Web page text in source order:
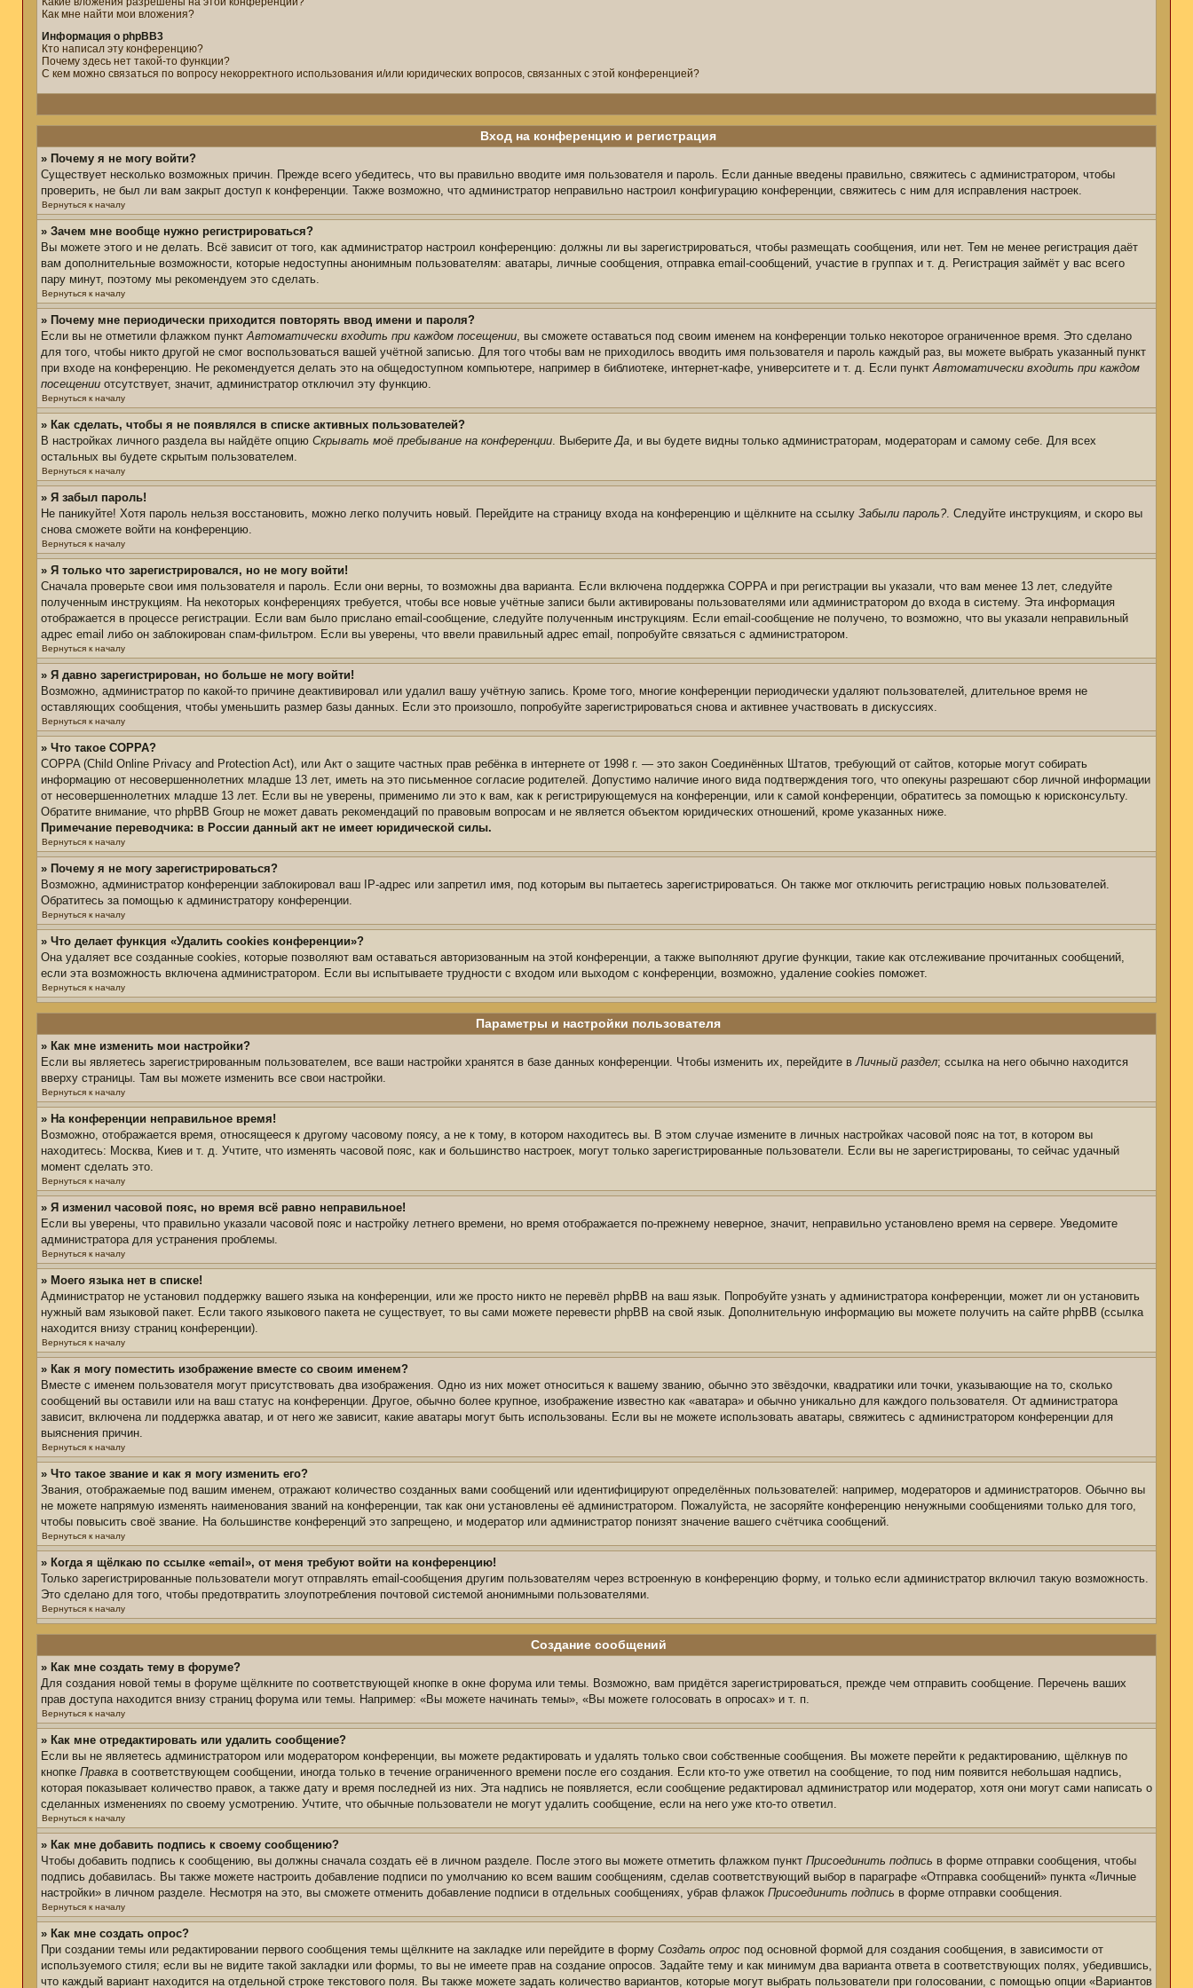
Как мне найти мои вложения?
Информация о phpBB3
Кто написал эту конференцию?
Почему здесь нет такой-то функции?
С кем можно связаться по вопросу некорректного использования и/или юридических вопросов, связанных с этой конференцией?
Вход на конференцию и регистрация
» Почему я не могу войти?
Существует несколько возможных причин. Прежде всего убедитесь, что вы правильно вводите имя пользователя и пароль. Если данные введены правильно, свяжитесь с администратором, чтобы
проверить, не был ли вам закрыт доступ к конференции. Также возможно, что администратор неправильно настроил конфигурацию конференции, свяжитесь с ним для исправления настроек.
Вернуться к началу
» Зачем мне вообще нужно регистрироваться?
Вы можете этого и не делать. Всё зависит от того, как администратор настроил конференцию: должны ли вы зарегистрироваться, чтобы размещать сообщения, или нет. Тем не менее регистрация даёт
вам дополнительные возможности, которые недоступны анонимным пользователям: аватары, личные сообщения, отправка email-сообщений, участие в группах и т. д. Регистрация займёт у вас всего
пару минут, поэтому мы рекомендуем это сделать.
Вернуться к началу
» Почему мне периодически приходится повторять ввод имени и пароля?
Если вы не отметили флажком пунктАвтоматически входить при каждом посещении, вы сможете оставаться под своим именем на конференции только некоторое ограниченное время. Это сделано
для того, чтобы никто другой не смог воспользоваться вашей учётной записью. Для того чтобы вам не приходилось вводить имя пользователя и пароль каждый раз, вы можете выбрать указанный пункт
при входе на конференцию. Не рекомендуется делать это на общедоступном компьютере, например в библиотеке, интернет-кафе, университете и т. д. Если пунктАвтоматически входить при каждом
посещении отсутствует, значит, администратор отключил эту функцию.
Вернуться к началу
» Как сделать, чтобы я не появлялся в списке активных пользователей?
В настройках личного раздела вы найдёте опцию Скрывать моё пребывание на конференции. ВыберитеДа, и вы будете видны только администраторам, модераторам и самому себе. Для всех
остальных вы будете скрытым пользователем.
Вернуться к началу
» Я забыл пароль!
Не паникуйте! Хотя пароль нельзя восстановить, можно легко получить новый. Перейдите на страницу входа на конференцию и щёлкните на ссылку Забыли пароль?. Следуйте инструкциям, и скоро вы
снова сможете войти на конференцию.
Вернуться к началу
» Я только что зарегистрировался, но не могу войти!
Сначала проверьте свои имя пользователя и пароль. Если они верны, то возможны два варианта. Если включена поддержка COPPA и при регистрации вы указали, что вам менее 13 лет, следуйте
полученным инструкциям. На некоторых конференциях требуется, чтобы все новые учётные записи были активированы пользователями или администратором до входа в систему. Эта информация
отображается в процессе регистрации. Если вам было прислано email-сообщение, следуйте полученным инструкциям. Если email-сообщение не получено, то возможно, что вы указали неправильный
адрес email либо он заблокирован спам-фильтром. Если вы уверены, что ввели правильный адрес email, попробуйте связаться с администратором.
Вернуться к началу
» Я давно зарегистрирован, но больше не могу войти!
Возможно, администратор по какой-то причине деактивировал или удалил вашу учётную запись. Кроме того, многие конференции периодически удаляют пользователей, длительное время не
оставляющих сообщения, чтобы уменьшить размер базы данных. Если это произошло, попробуйте зарегистрироваться снова и активнее участвовать в дискуссиях.
Вернуться к началу
» Что такое COPPA?
COPPA (Child Online Privacy and Protection Act), или Акт о защите частных прав ребёнка в интернете от 1998 г. — это закон Соединённых Штатов, требующий от сайтов, которые могут собирать
информацию от несовершеннолетних младше 13 лет, иметь на это письменное согласие родителей. Допустимо наличие иного вида подтверждения того, что опекуны разрешают сбор личной информации
от несовершеннолетних младше 13 лет. Если вы не уверены, применимо ли это к вам, как к регистрирующемуся на конференции, или к самой конференции, обратитесь за помощью к юрисконсульту.
Обратите внимание, что phpBB Group не может давать рекомендаций по правовым вопросам и не является объектом юридических отношений, кроме указанных ниже.
Примечание переводчика: в России данный акт не имеет юридической силы.
Вернуться к началу
» Почему я не могу зарегистрироваться?
Возможно, администратор конференции заблокировал ваш IP-адрес или запретил имя, под которым вы пытаетесь зарегистрироваться. Он также мог отключить регистрацию новых пользователей.
Обратитесь за помощью к администратору конференции.
Вернуться к началу
» Что делает функция «Удалить cookies конференции»?
Она удаляет все созданные cookies, которые позволяют вам оставаться авторизованным на этой конференции, а также выполняют другие функции, такие как отслеживание прочитанных сообщений,
если эта возможность включена администратором. Если вы испытываете трудности с входом или выходом с конференции, возможно, удаление cookies поможет.
Вернуться к началу
Параметры и настройки пользователя
» Как мне изменить мои настройки?
Если вы являетесь зарегистрированным пользователем, все ваши настройки хранятся в базе данных конференции. Чтобы изменить их, перейдите вЛичный раздел; ссылка на него обычно находится
вверху страницы. Там вы можете изменить все свои настройки.
Вернуться к началу
» На конференции неправильное время!
Возможно, отображается время, относящееся к другому часовому поясу, а не к тому, в котором находитесь вы. В этом случае измените в личных настройках часовой пояс на тот, в котором вы
находитесь: Москва, Киев и т. д. Учтите, что изменять часовой пояс, как и большинство настроек, могут только зарегистрированные пользователи. Если вы не зарегистрированы, то сейчас удачный
момент сделать это.
Вернуться к началу
» Я изменил часовой пояс, но время всё равно неправильное!
Если вы уверены, что правильно указали часовой пояс и настройку летнего времени, но время отображается по-прежнему неверное, значит, неправильно установлено время на сервере. Уведомите
администратора для устранения проблемы.
Вернуться к началу
» Моего языка нет в списке!
Администратор не установил поддержку вашего языка на конференции, или же просто никто не перевёл phpBB на ваш язык. Попробуйте узнать у администратора конференции, может ли он установить
нужный вам языковой пакет. Если такого языкового пакета не существует, то вы сами можете перевести phpBB на свой язык. Дополнительную информацию вы можете получить на сайте phpBB (ссылка
находится внизу страниц конференции).
Вернуться к началу
» Как я могу поместить изображение вместе со своим именем?
Вместе с именем пользователя могут присутствовать два изображения. Одно из них может относиться к вашему званию, обычно это звёздочки, квадратики или точки, указывающие на то, сколько
сообщений вы оставили или на ваш статус на конференции. Другое, обычно более крупное, изображение известно как «аватара» и обычно уникально для каждого пользователя. От администратора
зависит, включена ли поддержка аватар, и от него же зависит, какие аватары могут быть использованы. Если вы не можете использовать аватары, свяжитесь с администратором конференции для
выяснения причин.
Вернуться к началу
» Что такое звание и как я могу изменить его?
Звания, отображаемые под вашим именем, отражают количество созданных вами сообщений или идентифицируют определённых пользователей: например, модераторов и администраторов. Обычно вы
не можете напрямую изменять наименования званий на конференции, так как они установлены её администратором. Пожалуйста, не засоряйте конференцию ненужными сообщениями только для того,
чтобы повысить своё звание. На большинстве конференций это запрещено, и модератор или администратор понизят значение вашего счётчика сообщений.
Вернуться к началу
» Когда я щёлкаю по ссылке «email», от меня требуют войти на конференцию!
Только зарегистрированные пользователи могут отправлять email-сообщения другим пользователям через встроенную в конференцию форму, и только если администратор включил такую возможность.
Это сделано для того, чтобы предотвратить злоупотребления почтовой системой анонимными пользователями.
Вернуться к началу
Создание сообщений
» Как мне создать тему в форуме?
Для создания новой темы в форуме щёлкните по соответствующей кнопке в окне форума или темы. Возможно, вам придётся зарегистрироваться, прежде чем отправить сообщение. Перечень ваших
прав доступа находится внизу страниц форума или темы. Например: «Вы можете начинать темы», «Вы можете голосовать в опросах» и т. п.
Вернуться к началу
» Как мне отредактировать или удалить сообщение?
Если вы не являетесь администратором или модератором конференции, вы можете редактировать и удалять только свои собственные сообщения. Вы можете перейти к редактированию, щёлкнув по
кнопке Правка в соответствующем сообщении, иногда только в течение ограниченного времени после его создания. Если кто-то уже ответил на сообщение, то под ним появится небольшая надпись,
которая показывает количество правок, а также дату и время последней из них. Эта надпись не появляется, если сообщение редактировал администратор или модератор, хотя они могут сами написать о
сделанных изменениях по своему усмотрению. Учтите, что обычные пользователи не могут удалить сообщение, если на него уже кто-то ответил.
Вернуться к началу
» Как мне добавить подпись к своему сообщению?
Чтобы добавить подпись к сообщению, вы должны сначала создать её в личном разделе. После этого вы можете отметить флажком пункт Присоединить подпись в форме отправки сообщения, чтобы
подпись добавилась. Вы также можете настроить добавление подписи по умолчанию ко всем вашим сообщениям, сделав соответствующий выбор в параграфе «Отправка сообщений» пункта «Личные
настройки» в личном разделе. Несмотря на это, вы сможете отменить добавление подписи в отдельных сообщениях, убрав флажок Присоединить подпись в форме отправки сообщения.
Вернуться к началу
» Как мне создать опрос?
При создании темы или редактировании первого сообщения темы щёлкните на закладке или перейдите в форму Создать опрос под основной формой для создания сообщения, в зависимости от
используемого стиля; если вы не видите такой закладки или формы, то вы не имеете прав на создание опросов. Задайте тему и как минимум два варианта ответа в соответствующих полях, убедившись,
что каждый вариант находится на отдельной строке текстового поля. Вы также можете задать количество вариантов, которые могут выбрать пользователи при голосовании, с помощью опции «Вариантов